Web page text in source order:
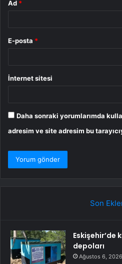
Ad *
E-posta *
İnternet sitesi
Daha sonraki yorumlarımda
adresim ve site adresim bu
Son
Eskişehir’de
depoları
Ağustos 6, 2026